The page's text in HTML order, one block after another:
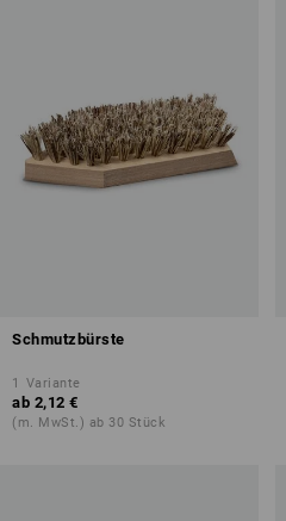
Schmutzbürste
1 Variante
ab 2,12 €
(m. MwSt.) ab 30 Stück